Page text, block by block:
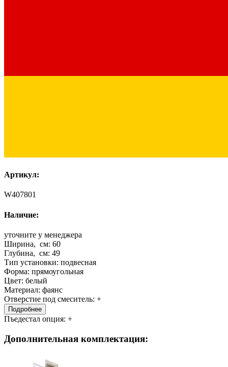
Артикул:
W407801
Наличие:
уточните у менеджера
Ширина, см: 60
Глубина, см: 49
Тип установки: подвесная
Форма: прямоугольная
Цвет: белый
Материал: фаянс
Отверстие под смеситель: +
Подробнее
Пъедестал опция: +
Дополнительная комплектация: